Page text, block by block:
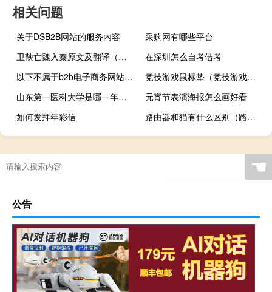
相关问题
关于DSB2B网站的服务内容
采购网有哪些平台
卫鞅亡魏入秦原文及翻译（卫鞅亡魏入秦翻译）
在深圳怎么自考借考
以下不属于b2b电子商务网站的是
竞技游戏鼠标垫（竞技游戏鼠标）
山东第一医科大学是哪一年创办的
元宵节表演海报怎么画好看
如何发拜年彩信
路由器和猫有什么区别（路由器和猫）
比较好的b2b平台
☚
公告